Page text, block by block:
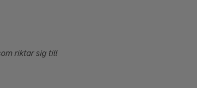
riktar sig till